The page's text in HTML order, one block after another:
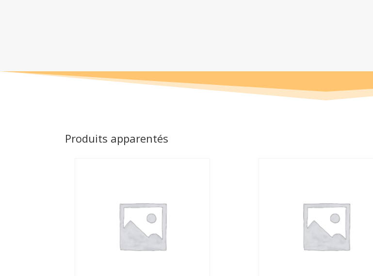
Produits apparentés